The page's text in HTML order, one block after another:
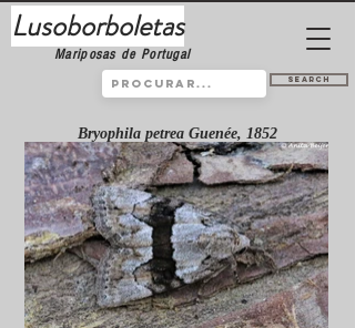
Lusoborboletas
Mariposas de Portugal
Search
Bryophila petrea Guenée, 1852